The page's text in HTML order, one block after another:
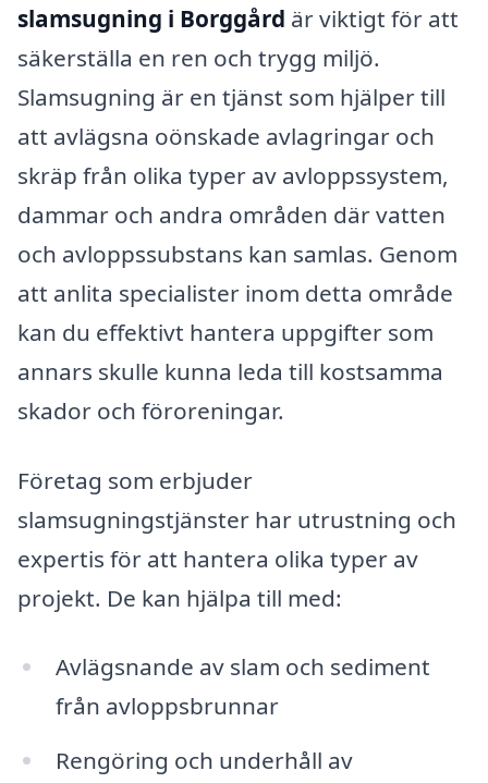
slamsugning i Borggård är viktigt för att
säkerställa en ren och trygg miljö.
Slamsugning är en tjänst som hjälper till
att avlägsna oönskade avlagringar och
skräp från olika typer av avloppssystem,
dammar och andra områden där vatten
och avloppssubstans kan samlas. Genom
att anlita specialister inom detta område
kan du effektivt hantera uppgifter som
annars skulle kunna leda till kostsamma
skador och föroreningar.
Företag som erbjuder
slamsugningstjänster har utrustning och
expertis för att hantera olika typer av
projekt. De kan hjälpa till med:
Avlägsnande av slam och sediment
från avloppsbrunnar
Rengöring och underhåll av